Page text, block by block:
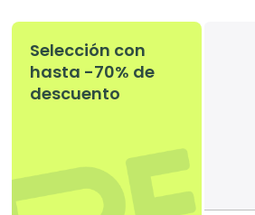
Selección con
hasta -70% de
descuento